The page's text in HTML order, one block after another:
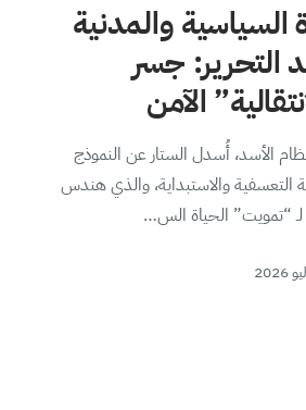
السياسية والمدنية
التحرير: جسر
الآمن
الأسد، أُسدل الستار عن النموذج
التعسفية والاستبداية، والذي هندس
لـ “تمويت” الحياة الس…